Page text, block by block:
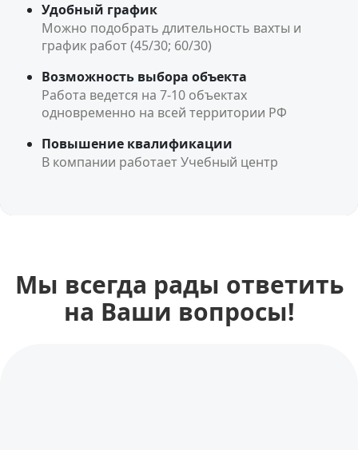
Удобный график
Можно подобрать длительность вахты и
график работ (45/30; 60/30)
Возможность выбора объекта
Работа ведется на 7-10 объектах
одновременно на всей территории РФ
Повышение квалификации
В компании работает Учебный центр
Мы всегда рады ответить
на Ваши вопросы!